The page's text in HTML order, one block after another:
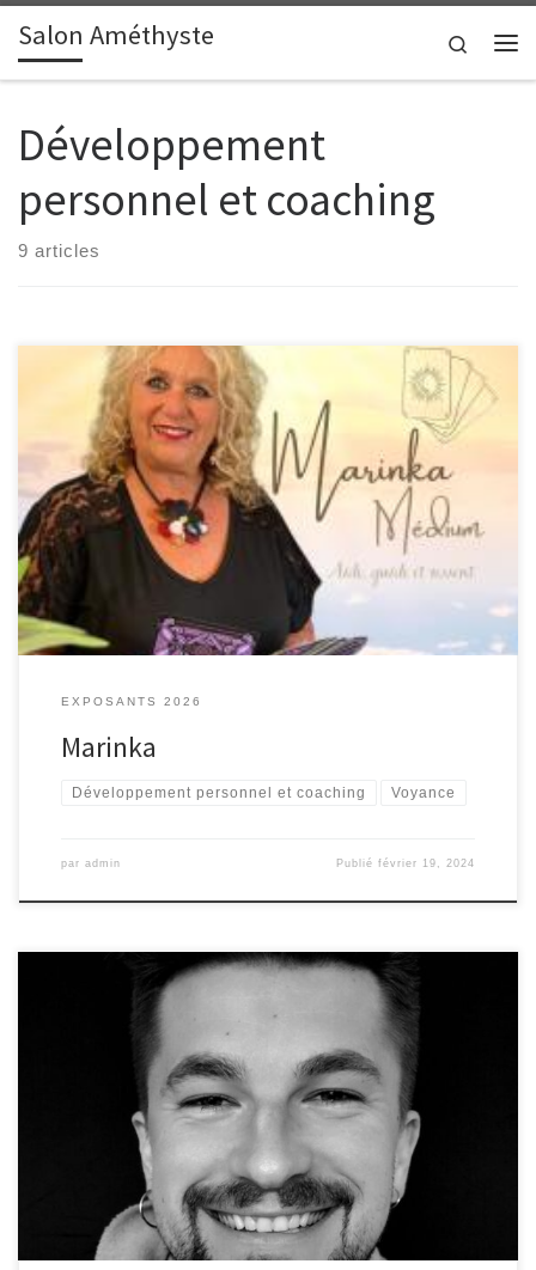
Passer au contenu
Salon Améthyste
Search
Développement
personnel et coaching
9 articles
Medium, voyante, développement personnel
EXPOSANTS 2026
Marinka
Développement personnel et coaching Voyance
par admin Publiéfévrier 19, 2024
Christ - Alchimie - Thérapeute - Énergétique - Soin